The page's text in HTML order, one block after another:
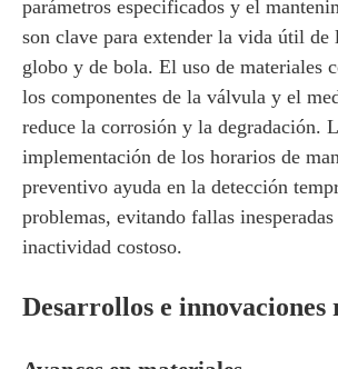
parámetros especificados y el
son clave para extender la vida útil de
globo y de bola. El uso de materiales
los componentes de la válvula y el
reduce la corrosión y la degradación.
implementación de los horarios de
preventivo ayuda en la detección
problemas, evitando fallas
inactividad costoso.
Desarrollos e innovaciones